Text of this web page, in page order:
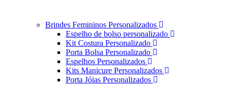
Brindes Femininos Personalizados
Espelho de bolso personalizado
Kit Costura Personalizado
Porta Bolsa Personalizado
Espelhos Personalizados
Kits Manicure Personalizados
Porta Jóias Personalizados